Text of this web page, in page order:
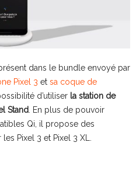
dans le bundle envoyé par
Pixel 3 et sa coque de
d’utiliser la station de
Stand . En plus de pouvoir
Qi, il propose des
Pixel 3 et Pixel 3 XL.